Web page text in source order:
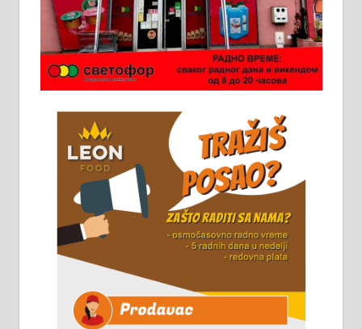
категоријом. 064/02-85-511
Потребна два радника за рад на
стоваришту „Липа промет” у
информација доћи лично на
стовариште у улици Максима
Горког 26 сваког радног дана од
8 до 15 часова. 063/465-045
Чистим све врсте димњака.
061/32-13-445